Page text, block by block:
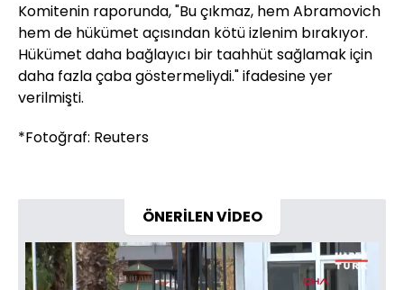
Komitenin raporunda, "Bu çıkmaz, hem Abramovich
hem de hükümet açısından kötü izlenim bırakıyor.
Hükümet daha bağlayıcı bir taahhüt sağlamak için
daha fazla çaba göstermeliydi." ifadesine yer
verilmişti.
*Fotoğraf: Reuters
ÖNERİLEN VİDEO